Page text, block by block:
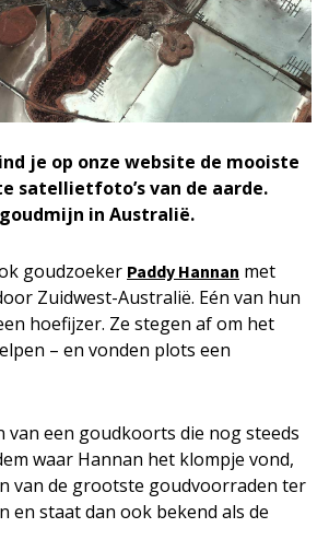
je op onze website de mooiste
satellietfoto’s van de aarde.
in Australië.
goudzoeker Paddy Hannan met
Zuidwest-Australië. Eén van hun
hoefijzer. Ze stegen af om het
– en vonden plots een
van een goudkoorts die nog steeds
waar Hannan het klompje vond,
van de grootste goudvoorraden ter
en staat dan ook bekend als de